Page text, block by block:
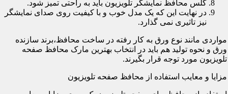
گلس محافظ نمایشگر تلویزیون باید به راحتی تمیز شود.
در نهایت این که یک مدل خوب و با کیفیت روی صدای نمایشگر
نیز تاثیری نمی گذارد.
مواردی مانند نوع ورق به کار رفته در ساخت محافظ،برند سازنده
ورق و نحوه تولید هم باید در انتخاب بهترین مارک محافظ صفحه
تلویزیون مورد توجه قرار بگیرند.
مزایا و معایب استفاده از محافظ صفحه تلویزیون